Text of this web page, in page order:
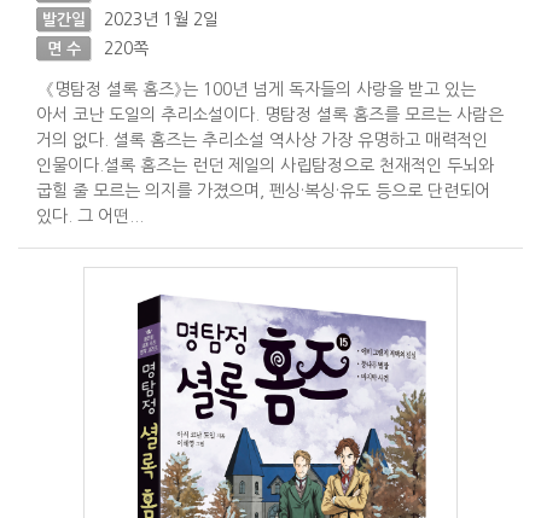
발간일 2023년 1월 2일
면 수 220쪽
《명탐정 셜록 홈즈》는 100년 넘게 독자들의 사랑을 받고 있는
아서 코난 도일의 추리소설이다. 명탐정 셜록 홈즈를 모르는 사람은
거의 없다. 셜록 홈즈는 추리소설 역사상 가장 유명하고 매력적인
인물이다.셜록 홈즈는 런던 제일의 사립탐정으로 천재적인 두뇌와
굽힐 줄 모르는 의지를 가졌으며, 펜싱·복싱·유도 등으로 단련되어
있다. 그 어떤...